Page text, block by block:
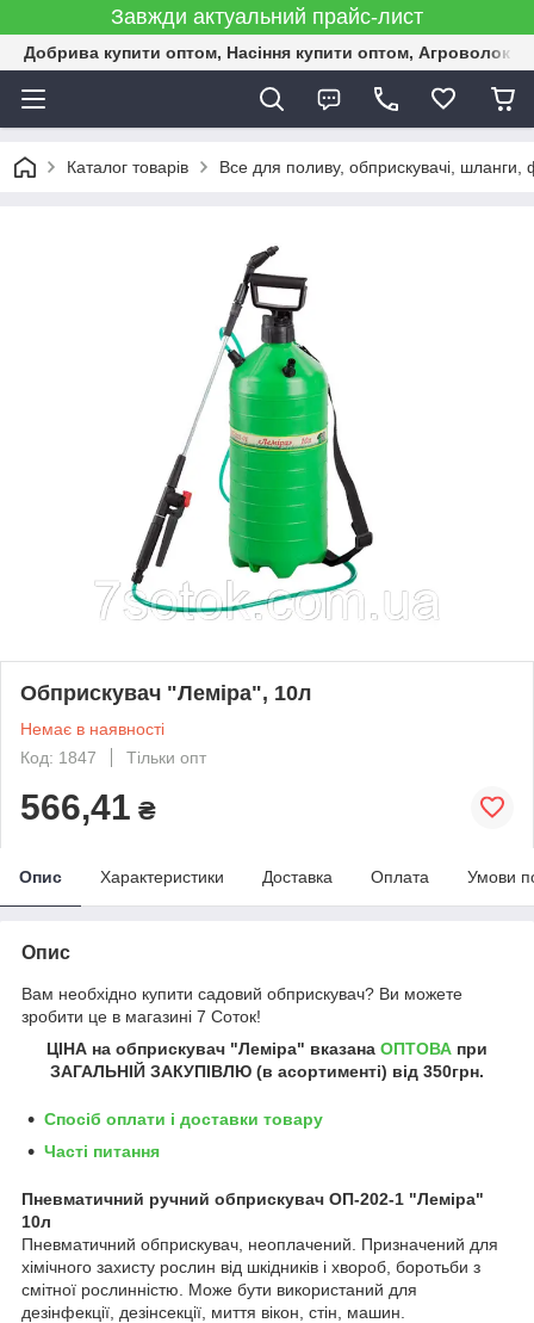
Завжди актуальний прайс-лист
Добрива купити оптом, Насіння купити оптом,
Каталог товарів Все для поливу, обприскувачі, шланги,
Обприскувач "Леміра", 10л
Немає в наявності
Код: 1847
Тільки опт
566,41 ₴
Опис Характеристики Доставка Оплата Умови
Опис
Вам необхідно купити садовий обприскувач? Ви можете
зробити це в магазині 7 Соток!
ЦІНА на обприскувач "Леміра" вказана ОПТОВА при
ЗАГАЛЬНІЙ ЗАКУПІВЛЮ (в асортименті) від 350грн.
Спосіб оплати і доставки товару
Часті питання
Пневматичний ручний обприскувач ОП-202-1 "Леміра"
10л
Пневматичний обприскувач, неоплачений. Призначений для
хімічного захисту рослин від шкідників і хвороб, боротьби з
смітної рослинністю. Може бути використаний для
дезінфекції, дезінсекції, миття вікон, стін, машин.